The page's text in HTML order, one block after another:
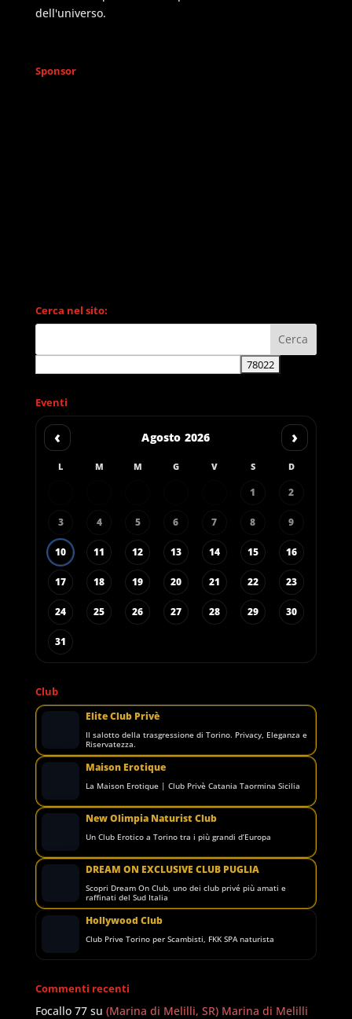
dell'universo.
Sponsor
Cerca nel sito:
Eventi
‹ Agosto 2026 ›
L M M G V S D
1 2
3 4 5 6 7 8 9
10 11 12 13 14 15 16
17 18 19 20 21 22 23
24 25 26 27 28 29 30
31
Club
Elite Club Privè
Il salotto della trasgressione di Torino. Privacy, Eleganza e
Riservatezza.
Maison Erotique
La Maison Erotique | Club Privè Catania Taormina Sicilia
New Olimpia Naturist Club
Un Club Erotico a Torino tra i più grandi d’Europa
DREAM ON EXCLUSIVE CLUB PUGLIA
Scopri Dream On Club, uno dei club privé più amati e
raffinati del Sud Italia
Hollywood Club
Club Prive Torino per Scambisti, FKK SPA naturista
Commenti recenti
Focallo 77su (Marina di Melilli, SR) Marina di Melilli